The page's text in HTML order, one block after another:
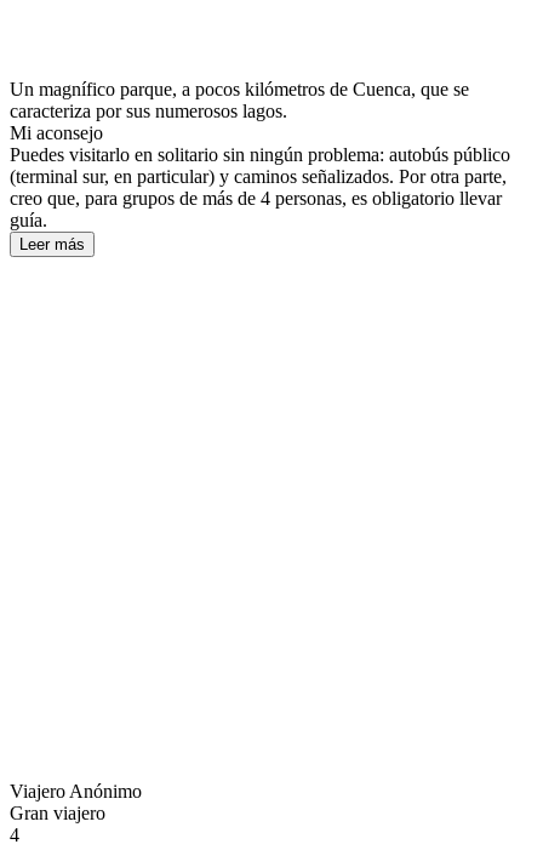
Un magnífico parque, a pocos kilómetros de Cuenca, que se
caracteriza por sus numerosos lagos.
Mi aconsejo
Puedes visitarlo en solitario sin ningún problema: autobús público
(terminal sur, en particular) y caminos señalizados. Por otra parte,
creo que, para grupos de más de 4 personas, es obligatorio llevar
guía.
Leer más
Viajero Anónimo
Gran viajero
4